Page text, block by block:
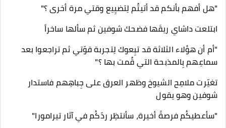
"هل أفهم بأنكم قد أتيتُم لِتضيِيع وقتي مرة أخرى ؟"
ابتلعت داشاي ريقَها فضحك شوفين ثم سألها ساخراً
"أم أن هؤلاء الثلاثة قد تبِعوك لِتجربة قوّتي ثم تراجعوا بعد
سماعِهم بِالمذبحة التي قُمت بها ؟"
تغيّرت ملامِح الشيوخ وظهر العرق على جِباهِهم فاستدار
شوفين وهو يقول
"سأعطيكُم فرصةً أخيرة، سأنتظِر ردّكُم في آثار تيرامورا"